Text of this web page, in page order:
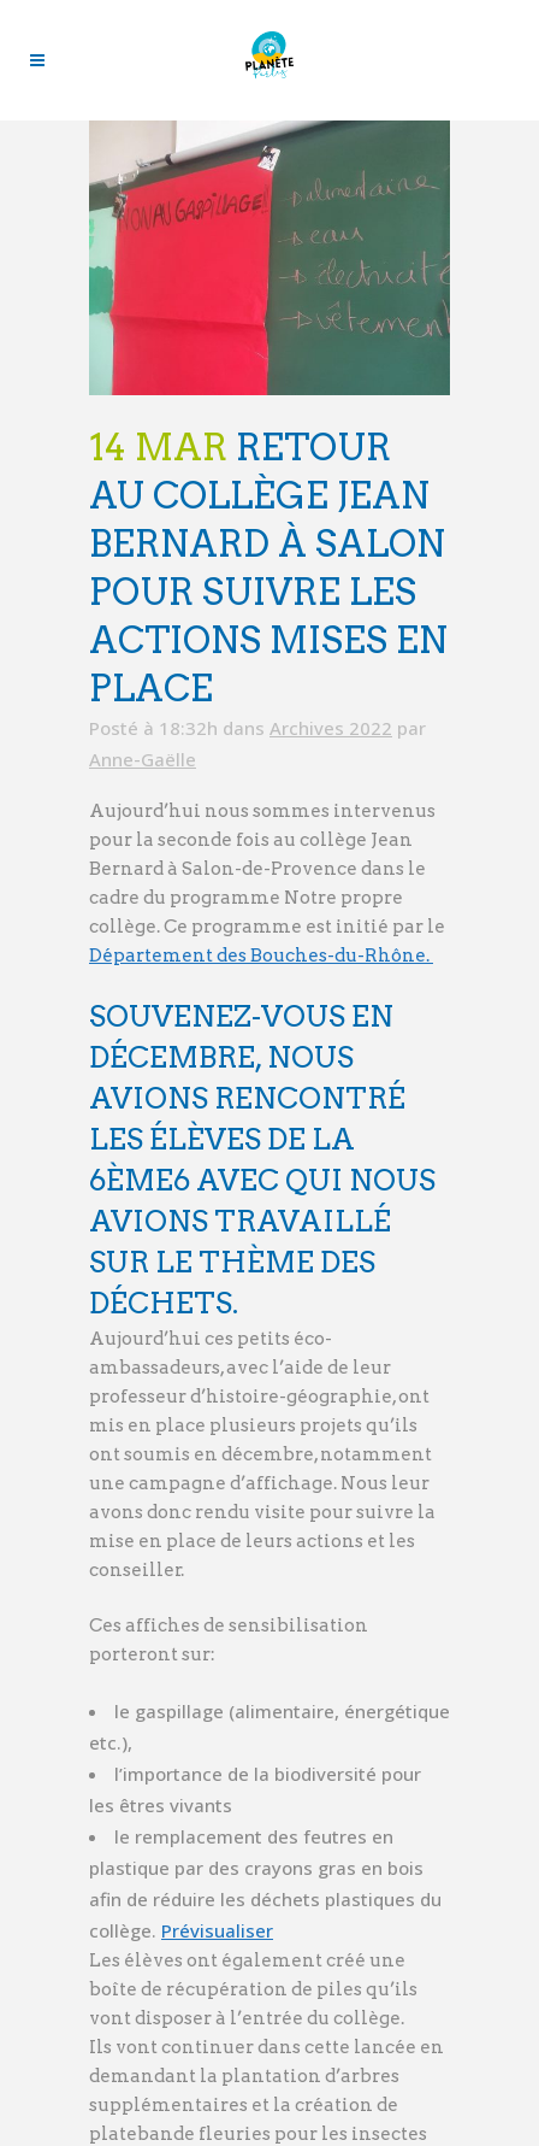
14 MAR RETOUR
AU COLLÈGE JEAN
BERNARD À SALON
POUR SUIVRE LES
ACTIONS MISES EN
PLACE
Posté à 18:32h dans Archives 2022 par
Anne-Gaëlle
Aujourd’hui nous sommes intervenus
pour la seconde fois au collège Jean
Bernard à Salon-de-Provence dans le
cadre du programme Notre propre
collège. Ce programme est initié par le
Département des Bouches-du-Rhône.
SOUVENEZ-VOUS EN
DÉCEMBRE, NOUS
AVIONS RENCONTRÉ
LES ÉLÈVES DE LA
6ÈME6 AVEC QUI NOUS
AVIONS TRAVAILLÉ
SUR LE THÈME DES
DÉCHETS.
Aujourd’hui ces petits éco-
ambassadeurs, avec l’aide de leur
professeur d’histoire-géographie, ont
mis en place plusieurs projets qu’ils
ont soumis en décembre, notamment
une campagne d’affichage. Nous leur
avons donc rendu visite pour suivre la
mise en place de leurs actions et les
conseiller.
Ces affiches de sensibilisation
porteront sur:
le gaspillage (alimentaire, énergétique
etc.),
l’importance de la biodiversité pour
les êtres vivants
le remplacement des feutres en
plastique par des crayons gras en bois
afin de réduire les déchets plastiques du
collège. Prévisualiser(ouvre
un
nouvel
onglet)
Les élèves ont également créé une
boîte de récupération de piles qu’ils
vont disposer à l’entrée du collège.
Ils vont continuer dans cette lancée en
demandant la plantation d’arbres
supplémentaires et la création de
platebande fleuries pour les insectes